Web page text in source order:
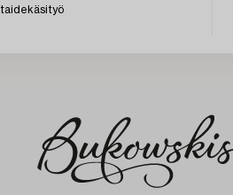
taidekäsityö